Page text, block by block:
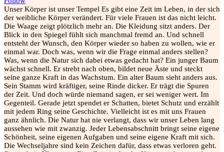
Unser Körper ist unser Tempel Es gibt eine Zeit im Leben, in der sich
der weibliche Körper verändert. Für viele Frauen ist das nicht leicht.
Die Waage zeigt plötzlich mehr an. Die Kleidung sitzt anders. Der
Blick in den Spiegel fühlt sich manchmal fremd an. Und schnell
entsteht der Wunsch, den Körper wieder so haben zu wollen, wie er
einmal war. Doch was, wenn wir die Frage einmal anders stellen?
Was, wenn die Natur sich dabei etwas gedacht hat? Ein junger Baum
wächst schnell. Er strebt nach oben, bildet neue Äste und steckt
seine ganze Kraft in das Wachstum. Ein alter Baum sieht anders aus.
Sein Stamm wird kräftiger, seine Rinde dicker. Er trägt die Spuren
der Zeit. Und doch würde niemand sagen, er sei weniger wert. Im
Gegenteil. Gerade jetzt spendet er Schatten, bietet Schutz und erzählt
mit jedem Ring seine Geschichte. Vielleicht ist es mit uns Frauen
ganz ähnlich. Die Natur hat nie verlangt, dass wir unser Leben lang
aussehen wie mit zwanzig. Jeder Lebensabschnitt bringt seine eigene
Schönheit, seine eigenen Aufgaben und seine eigene Kraft mit sich.
Die Wechseljahre sind kein Zeichen dafür, dass etwas verloren geht.